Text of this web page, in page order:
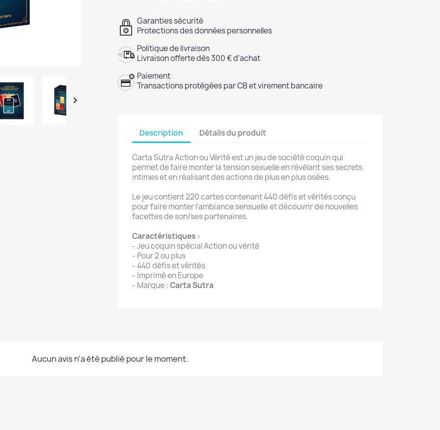

Garanties sécurité
Protections des données personnelles
Politique de livraison
Livraison offerte dès 300 € d'achat
Paiement
Transactions protégées par CB et virement bancaire
Description Détails du produit
Carta Sutra Action ou Vérité est un jeu de société coquin qui
permet de faire monter la tension sexuelle en révélant ses secrets
intimes et en réalisant des actions de plus en plus osées.
Le jeu contient 220 cartes contenant 440 défis et vérités conçu
pour faire monter l'ambiance sensuelle et découvrir de nouvelles
facettes de son/ses partenaires.
Caractéristiques :
- Jeu coquin spécial Action ou vérité
- Pour 2 ou plus
- 440 défis et vérités
- Imprimé en Europe
- Marque : Carta Sutra
Aucun avis n'a été publié pour le moment.